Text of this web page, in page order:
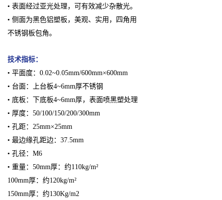
• 表面经过亚光处理，可有效减少杂散光。
• 侧面为黑色铝塑板，美观、实用，四角用
不锈钢板包角。
技术指标：
• 平面度：0.02~0.05mm/600mm×600mm
• 台面：上台板4~6mm厚不锈钢
• 底板：下底板4~6mm厚，表面喷黑塑处理
• 厚度：50/100/150/200/300mm
• 孔距：25mm×25mm
• 最边缘孔距边：37.5mm
• 孔径：M6
• 重量：50mm厚：约110kg/m²
100mm厚：约120kg/m²
150mm厚：约130Kg/m2